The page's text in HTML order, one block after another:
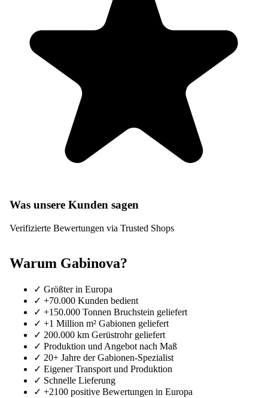
Was unsere Kunden sagen
Verifizierte Bewertungen via Trusted Shops
Warum Gabinova?
✓ Größter in Europa
✓ +70.000 Kunden bedient
✓ +150.000 Tonnen Bruchstein geliefert
✓ +1 Million m² Gabionen geliefert
✓ 200.000 km Gerüstrohr geliefert
✓ Produktion und Angebot nach Maß
✓ 20+ Jahre der Gabionen-Spezialist
✓ Eigener Transport und Produktion
✓ Schnelle Lieferung
✓ +2100 positive Bewertungen in Europa